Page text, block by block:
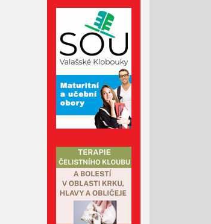
Valašska patří mezi nejlepší
dřevostavby Evropy
Srpen 2026
Červen 2026
Květen 2026
Duben 2026
Březen 2026